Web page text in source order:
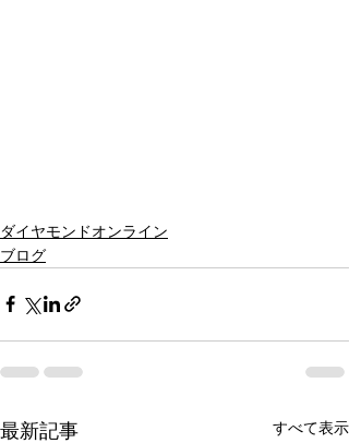
ダイヤモンドオンライン
ブログ
最新記事 すべて表示